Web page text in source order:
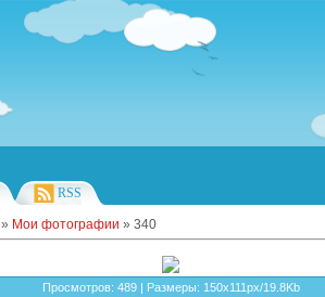
RSS
» Мои фотографии » 340
Просмотров: 489 | Размеры: 150x111px/19.8Kb